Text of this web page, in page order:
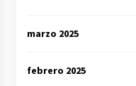
marzo 2025
febrero 2025